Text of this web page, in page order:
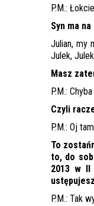
P.M.:
Syn ma
Julian, my
Julek,
Masz
P.M.:
Czyli
P.M.: Oj
To
to, do
2013 w
P.M.: Tak